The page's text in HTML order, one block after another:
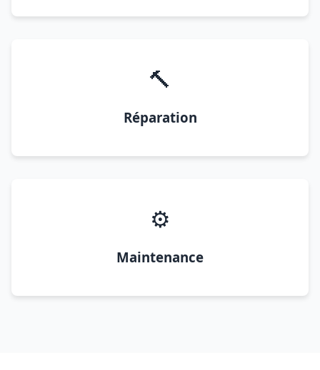
🔨
Réparation
⚙️
Maintenance